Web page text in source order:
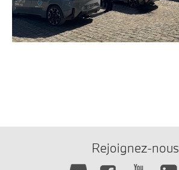
Rejoignez-nous